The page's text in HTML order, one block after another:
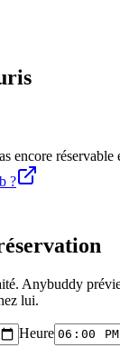
encore réservable
?
Anybuddy
lui.
Heure